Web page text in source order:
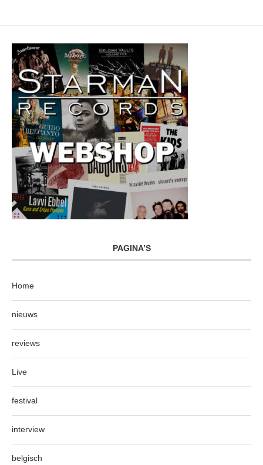
PAGINA’S
Home
nieuws
reviews
Live
festival
interview
belgisch